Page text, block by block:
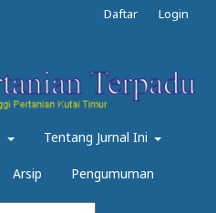
Tentang Jurnal Ini
Arsip Pengumuman
Daftar Login